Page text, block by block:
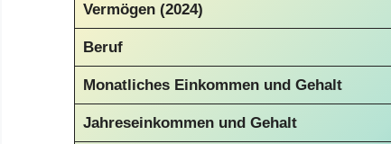
Vermögen (2024)
Beruf
Monatliches Einkommen und Gehalt
Jahreseinkommen und Gehalt